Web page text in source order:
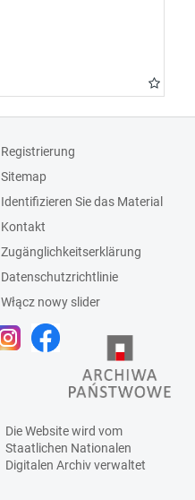
Registrierung
Sitemap
Identifizieren Sie das Material
Kontakt
Zugänglichkeitserklärung
Datenschutzrichtlinie
Włącz nowy slider
Die Website wird vom
Staatlichen Nationalen
Digitalen Archivverwaltet